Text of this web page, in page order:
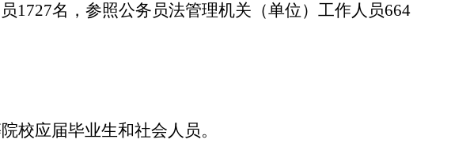
1727名，参照公务员法管理机关（单位）工作人员664
校应届毕业生和社会人员。